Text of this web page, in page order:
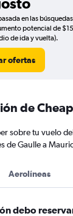
en las
potencial de
de ida y vuelta).
ofertas
de
sobre tu vuelo
de Gaulle a
Aerolíneas
debo